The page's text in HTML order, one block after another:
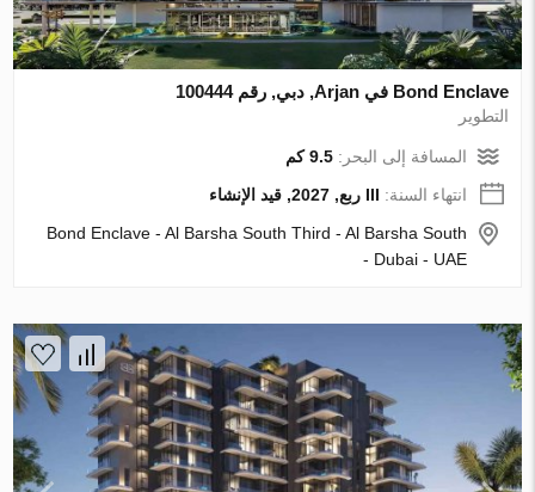
Bond Enclave في Arjan, دبي, رقم 100444
التطوير
المسافة إلى البحر:9.5 كم
انتهاء السنة: III ربع, 2027, قيد الإنشاء
Bond Enclave - Al Barsha South Third - Al Barsha South
- Dubai - UAE